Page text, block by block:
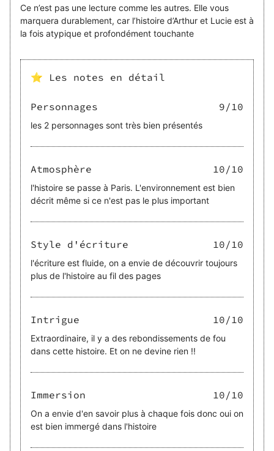
Ce n’est pas une lecture comme les autres. Elle vous
marquera durablement, car l’histoire d’Arthur et Lucie est à
⭐ Les notes en détail
Personnages 9/10
les 2 personnages sont très bien présentés
Atmosphère 10/10
l'histoire se passe à Paris. L'environnement est bien
décrit même si ce n'est pas le plus important
Style d'écriture 10/10
l'écriture est fluide, on a envie de découvrir toujours
plus de l'histoire au fil des pages
Intrigue 10/10
Extraordinaire, il y a des rebondissements de fou
dans cette histoire. Et on ne devine rien !!
Immersion 10/10
On a envie d'en savoir plus à chaque fois donc oui on
est bien immergé dans l'histoire